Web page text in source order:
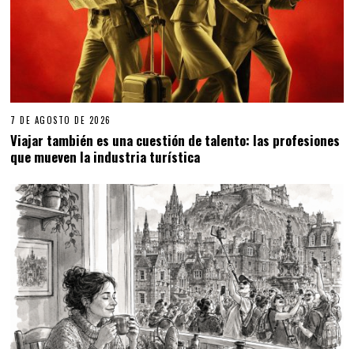
7 DE AGOSTO DE 2026
Viajar también es una cuestión de talento: las profesiones
que mueven la industria turística